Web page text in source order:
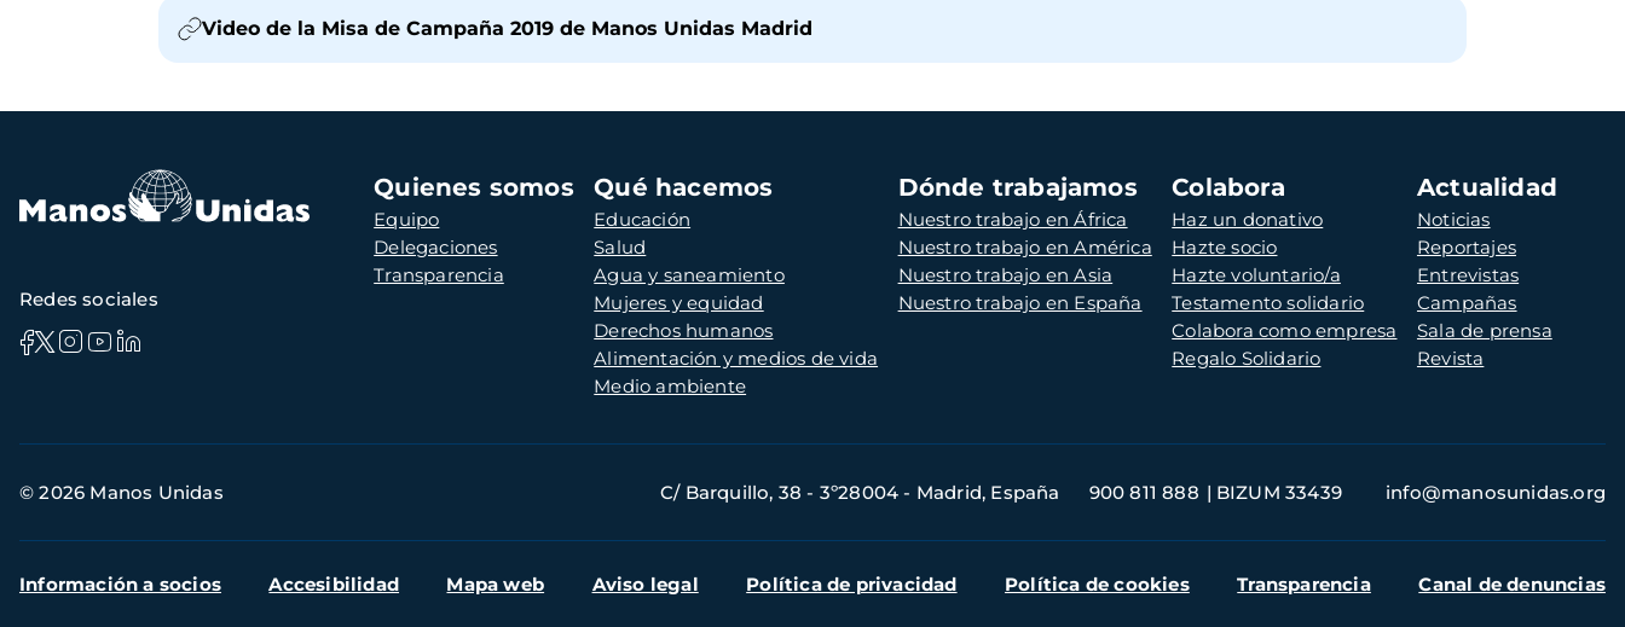
Video de la Misa de Campaña 2019 de Manos Unidas Madrid
Navegación
principal
Quienes somos
Equipo
Delegaciones
Transparencia
Qué hacemos
Educación
Salud
Agua y saneamiento
Mujeres y equidad
Derechos humanos
Alimentación y medios de vida
Medio ambiente
Dónde trabajamos
Nuestro trabajo en África
Nuestro trabajo en América
Nuestro trabajo en Asia
Nuestro trabajo en España
Colabora
Haz un donativo
Hazte socio
Hazte voluntario/a
Testamento solidario
Colabora como empresa
Regalo Solidario
Actualidad
Noticias
Reportajes
Entrevistas
Campañas
Sala de prensa
Revista
Redes sociales
de
© 2026 Manos Unidas C/ Barquillo, 38 - 3º28004 - Madrid, España 900 811 888 BIZUM 33439 info@manosunidas.org
Menú
Información a socios Accesibilidad Mapa web Aviso legal Política de privacidad Política de cookies Transparencia Canal de denuncias